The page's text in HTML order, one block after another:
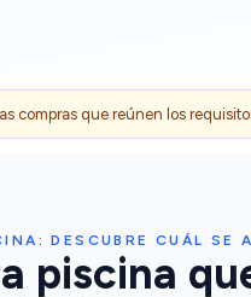
compras que reúnen los
DESCUBRE CUÁL SE
piscina